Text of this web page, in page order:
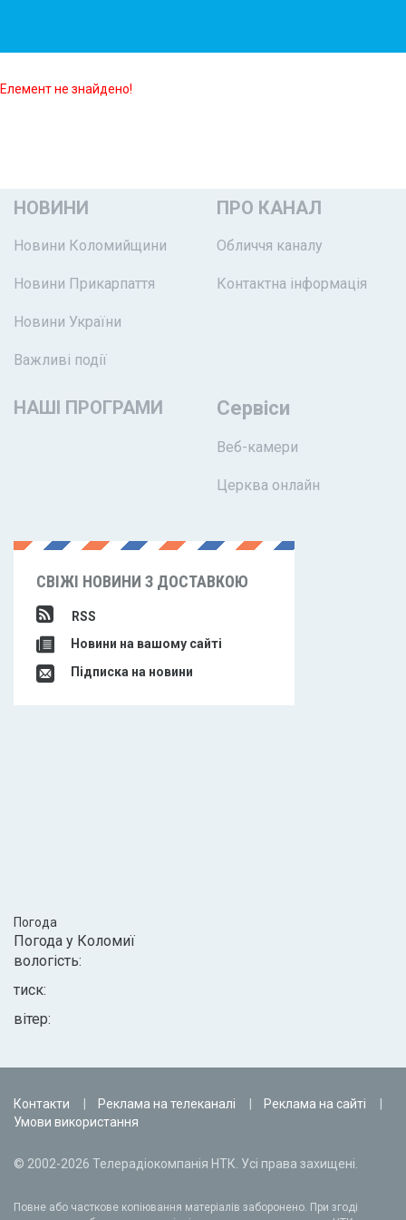
Елемент не знайдено!
НОВИНИ
Новини Коломийщини
Новини Прикарпаття
Новини України
Важливі події
ПРО КАНАЛ
Обличчя каналу
Контактна інформація
НАШІ ПРОГРАМИ Сервіси
Веб-камери
Церква онлайн
СВІЖІ НОВИНИ З ДОСТАВКОЮ
RSS
Новини на вашому сайті
Підписка на новини
Погода
Погода у Коломиї
вологість:
тиск:
вітер:
Контакти Реклама на телеканалі
Реклама на сайті
Умови використання
© 2002-2026 Телерадіокомпанія НТК. Усі права захищені.
Повне або часткове копіювання матеріалів заборонено. При згоді